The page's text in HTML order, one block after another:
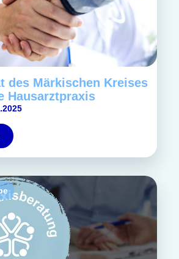
des Märkischen Kreises
Hausarztpraxis